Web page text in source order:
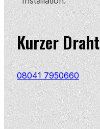
Kurzer Draht
08041 7950660